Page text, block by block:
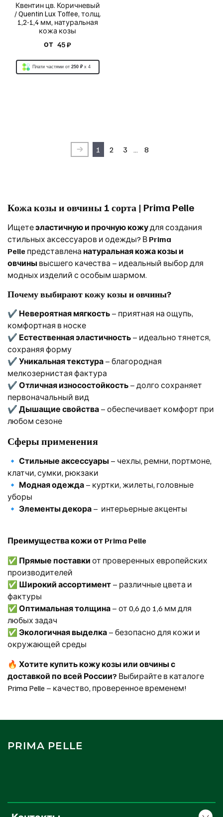
Квентин цв. Коричневый
/ Quentin Lux Toffee, толщ.
1,2-1,4 мм, натуральная
кожа козы
от 45 ₽
Плати частями от 250 ₽ x 4
1 2 3 8
Кожа козы и овчины 1 сорта | Prima Pelle
Ищетеэластичную и прочную кожудля создания
стильных аксессуаров и одежды? В Prima
Pelle представлена натуральная кожа козы и
овчины высшего качества – идеальный выбор для
модных изделий с особым шармом.
Почему выбирают кожу козы и овчины?
✔ Невероятная мягкость – приятная на ощупь,
комфортная в носке
✔ Естественная эластичность – идеально тянется,
сохраняя форму
✔ Уникальная текстура – благородная
мелкозернистая фактура
✔ Отличная износостойкость – долго сохраняет
первоначальный вид
✔ Дышащие свойства – обеспечивает комфорт при
любом сезоне
Сферы применения
🔹 Стильные аксессуары – чехлы, ремни, портмоне,
клатчи, сумки, рюкзаки
🔹 Модная одежда – куртки, жилеты, головные
уборы
🔹 Элементы декора – интерьерные акценты
Преимущества кожи от Prima Pelle
✅ Прямые поставки от проверенных европейских
производителей
✅ Широкий ассортимент – различные цвета и
фактуры
✅ Оптимальная толщина – от 0,6 до 1,6 мм для
любых задач
✅ Экологичная выделка – безопасно для кожи и
окружающей среды
🔥 Хотите купить кожу козы или овчины с
доставкой по всей России? Выбирайте в каталоге
Prima Pelle – качество, проверенное временем!
PRIMA PELLE